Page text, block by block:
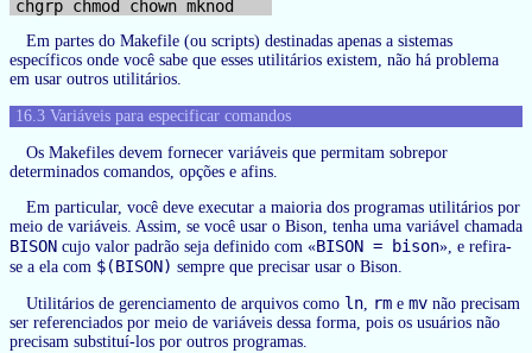
Em partes do Makefile (ou scripts) destinadas apenas a sistemas
específicos onde você sabe que esses utilitários existem, não há problema
em usar outros utilitários.
16.3 Variáveis para especificar comandos
Os Makefiles devem fornecer variáveis que permitam sobrepor
determinados comandos, opções e afins.
Em particular, você deve executar a maioria dos programas utilitários por
meio de variáveis. Assim, se você usar o Bison, tenha uma variável chamada
BISON cujo valor padrão seja definido com «BISON = bison», e refira-
se a ela com $(BISON) sempre que precisar usar o Bison.
Utilitários de gerenciamento de arquivos como ln, rm e mv não precisam
ser referenciados por meio de variáveis dessa forma, pois os usuários não
precisam substituí-los por outros programas.